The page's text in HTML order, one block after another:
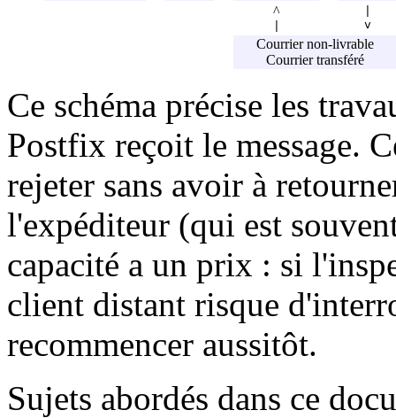
^
v
Courrier non-livrable
Courrier transféré
Ce schéma précise les
Postfix reçoit le message.
rejeter sans avoir à
l'expéditeur (qui est
capacité a un prix : si
client distant risque
recommencer aussitôt.
Sujets abordés dans ce